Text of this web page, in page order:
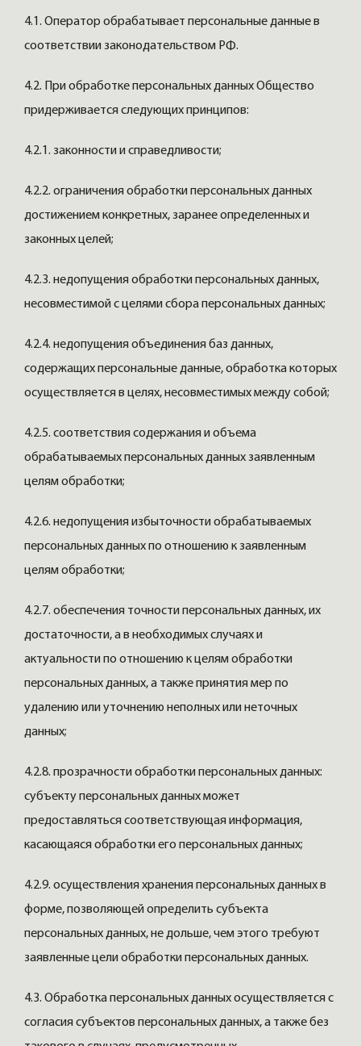
4.1. Оператор обрабатывает персональные данные в
соответствии законодательством РФ.
4.2. При обработке персональных данных Общество
придерживается следующих принципов:
4.2.1. законности и справедливости;
4.2.2. ограничения обработки персональных данных
достижением конкретных, заранее определенных и
законных целей;
4.2.3. недопущения обработки персональных данных,
несовместимой с целями сбора персональных данных;
4.2.4. недопущения объединения баз данных,
содержащих персональные данные, обработка которых
осуществляется в целях, несовместимых между собой;
4.2.5. соответствия содержания и объема
обрабатываемых персональных данных заявленным
целям обработки;
4.2.6. недопущения избыточности обрабатываемых
персональных данных по отношению к заявленным
целям обработки;
4.2.7. обеспечения точности персональных данных, их
достаточности, а в необходимых случаях и
актуальности по отношению к целям обработки
персональных данных, а также принятия мер по
удалению или уточнению неполных или неточных
данных;
4.2.8. прозрачности обработки персональных данных:
субъекту персональных данных может
предоставляться соответствующая информация,
касающаяся обработки его персональных данных;
4.2.9. осуществления хранения персональных данных в
форме, позволяющей определить субъекта
персональных данных, не дольше, чем этого требуют
заявленные цели обработки персональных данных.
4.3. Обработка персональных данных осуществляется с
согласия субъектов персональных данных, а также без